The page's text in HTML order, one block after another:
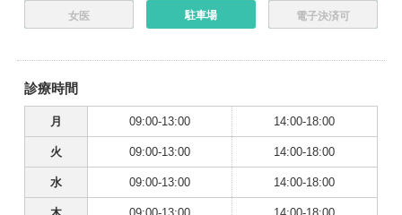
女医 駐車場 電子決済可
診療時間
月 09:00-13:00 14:00-18:00
火 09:00-13:00 14:00-18:00
水 09:00-13:00 14:00-18:00